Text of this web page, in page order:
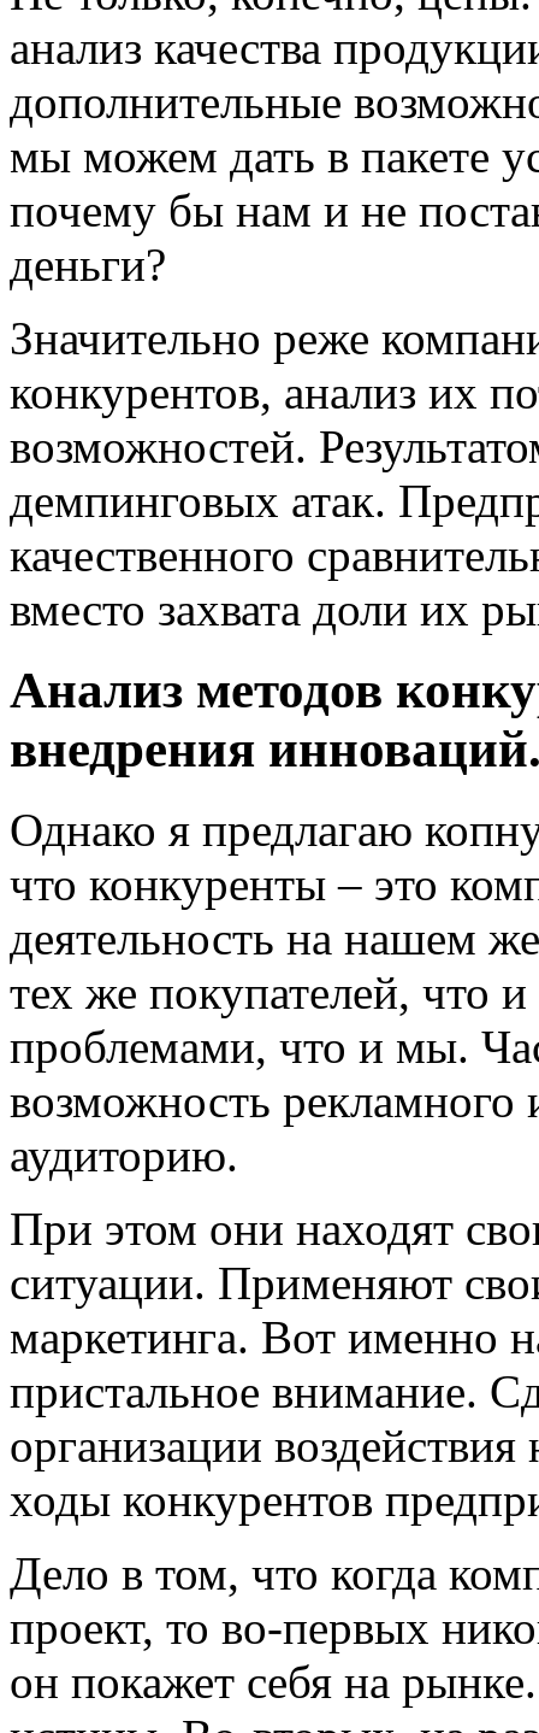
анализ качества
дополнительные
мы можем дать в пакете
почему бы нам и не
деньги?
Значительно реже
конкурентов, анализ их
возможностей.
демпинговых атак.
качественного
вместо захвата доли их
Анализ методов
внедрения
Однако я предлагаю
что конкуренты – это
деятельность на нашем
тех же покупателей, что
проблемами, что и мы.
возможность рекламного
аудиторию.
При этом они находят
ситуации. Применяют
маркетинга. Вот именно
пристальное внимание.
организации
ходы конкурентов
Дело в том, что когда
проект, то во-первых
он покажет себя на